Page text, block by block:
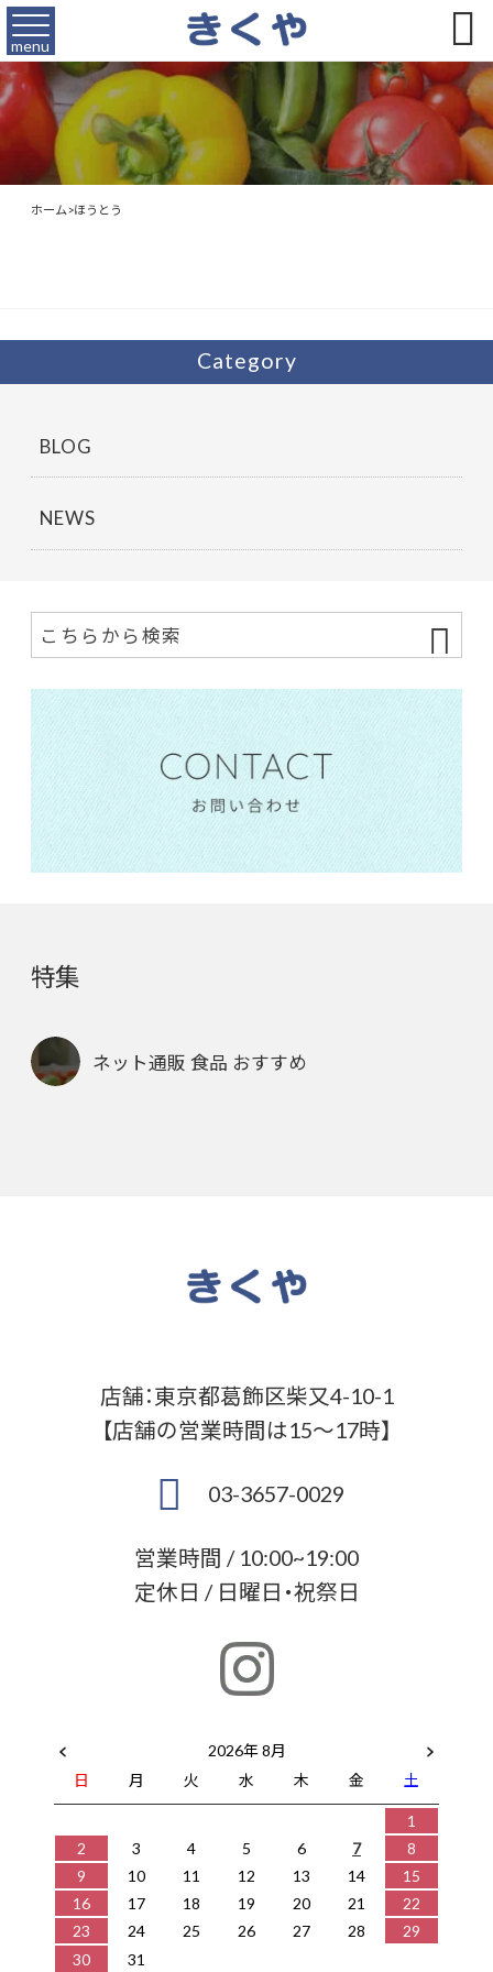
menu 
ホーム>ほうとう
Category
BLOG
NEWS
特集
ネット通販 食品 おすすめ
店舗：東京都葛飾区柴又4-10-1
【店舗の営業時間は15～17時】
03-3657-0029
営業時間 / 10:00~19:00
定休日 / 日曜日・祝祭日
2026年 8月
日
月 火 水 木 金
土
1
2
3 4 5 6 7
8
9
10 11 12 13 14
15
16
17 18 19 20 21
22
23
24 25 26 27 28
29
30
31